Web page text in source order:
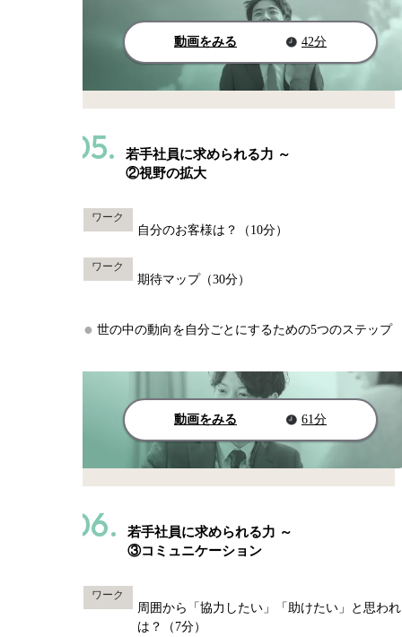
動画をみる 42分
05.
若手社員に求められる力 ～
②視野の拡大
ワーク
自分のお客様は？（10分）
ワーク
期待マップ（30分）
世の中の動向を自分ごとにするための5つのステップ
動画をみる 61分
06.
若手社員に求められる力 ～
③コミュニケーション
ワーク
周囲から「協力したい」「助けたい」と思わ
は？（7分）